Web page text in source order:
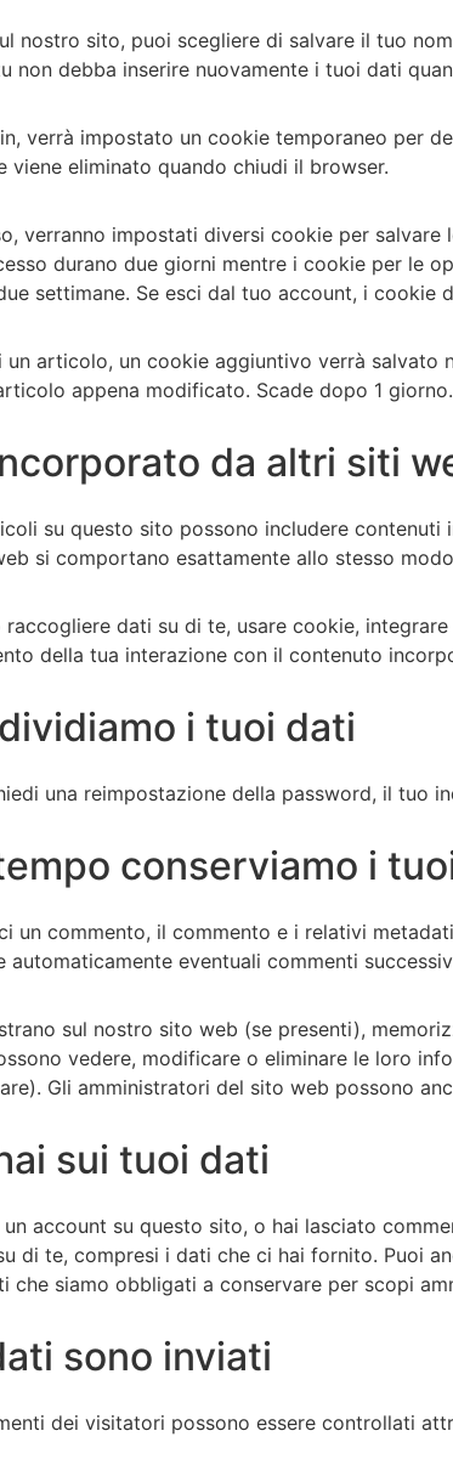
nostro sito, puoi scegliere di salvare il tuo
non debba inserire nuovamente i tuoi dati
verrà impostato un cookie temporaneo per
viene eliminato quando chiudi il browser.
verranno impostati diversi cookie per
durano due giorni mentre i cookie per le
settimane. Se esci dal tuo account, i cookie
articolo, un cookie aggiuntivo verrà salvato
appena modificato. Scade dopo 1 giorno.
da altri siti
su questo sito possono includere
si comportano esattamente allo stesso
dati su di te, usare cookie,
della tua interazione con il contenuto
i tuoi dati
una reimpostazione della password, il tuo
conserviamo i
un commento, il commento e i relativi
automaticamente eventuali commenti
sul nostro sito web (se presenti),
vedere, modificare o eliminare le loro
Gli amministratori del sito web possono
sui tuoi dati
un account su questo sito, o hai lasciato
di te, compresi i dati che ci hai fornito. Puoi
che siamo obbligati a conservare per scopi
sono inviati
dei visitatori possono essere controllati